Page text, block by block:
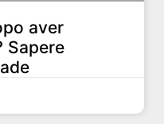
aver
Sapere